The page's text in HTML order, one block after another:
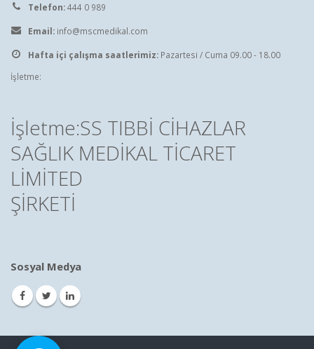
Telefon:444 0 989
Email: info@mscmedikal.com
Hafta içi çalışma saatlerimiz: Pazartesi / Cuma 09.00 - 18.00
İşletme:
İşletme:SS TIBBİ CİHAZLAR
SAĞLIK MEDİKAL TİCARET
LİMİTED
ŞİRKETİ
Sosyal Medya